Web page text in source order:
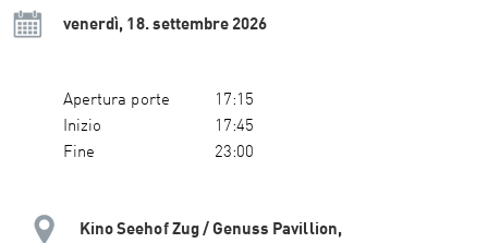
venerdì, 18. settembre 2026
Apertura porte
17:15
Inizio
17:45
Fine
23:00
Kino Seehof Zug / Genuss Pavillion,